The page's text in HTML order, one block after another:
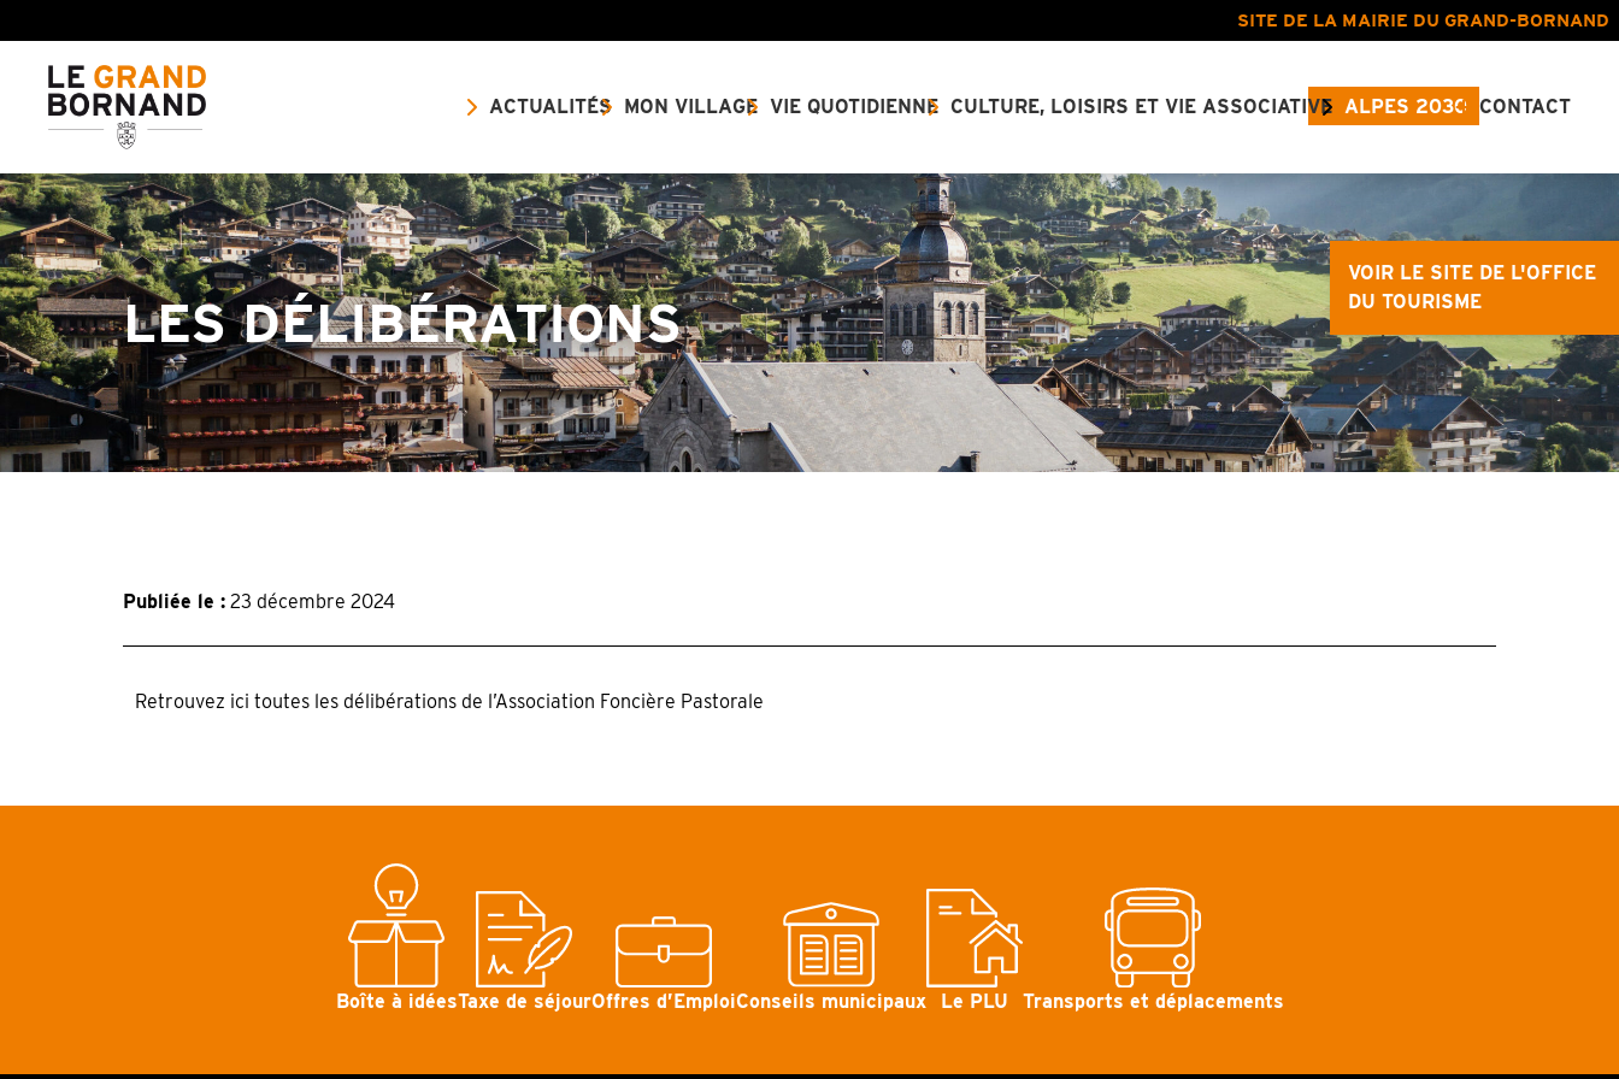
SITE DE LA MAIRIE DU GRAND-BORNAND
ACTUALITÉS MON VILLAGE VIE QUOTIDIENNE CULTURE, LOISIRS ET VIE ASSOCIATIVE ALPES 2030 CONTACT
LES DÉLIBÉRATIONS
Publiée le : 23 décembre 2024
Retrouvez ici toutes les délibérations de l’Association Foncière Pastorale
VOIR LE SITE DE L'OFFICE
DU TOURISME
Boîte à idéesTaxe de séjourOffres d’EmploiConseils municipaux Le PLU Transports et déplacements